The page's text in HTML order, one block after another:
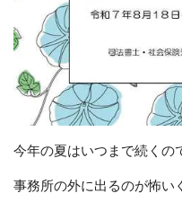
今年の夏はいつまで続くの
事務所の外に出るのが怖い